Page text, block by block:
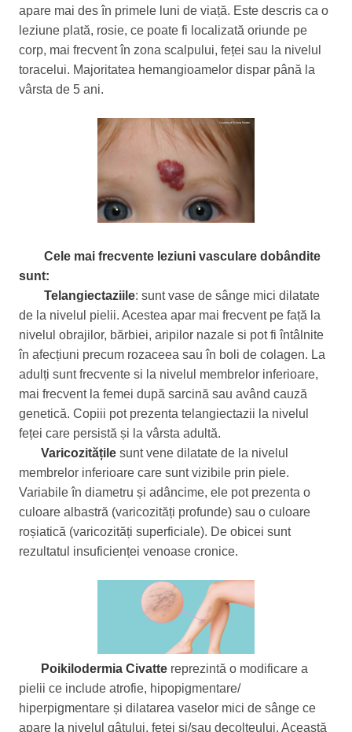
apare mai des în primele luni de viață. Este descris ca o
leziune plată, rosie, ce poate fi localizată oriunde pe
corp, mai frecvent în zona scalpului, feței sau la nivelul
toracelui. Majoritatea hemangioamelor dispar până la
vârsta de 5 ani.
Cele mai frecvente leziuni vasculare dobândite
sunt:
Telangiectaziile: sunt vase de sânge mici dilatate
de la nivelul pielii. Acestea apar mai frecvent pe față la
nivelul obrajilor, bărbiei, aripilor nazale si pot fi întâlnite
în afecțiuni precum rozaceea sau în boli de colagen. La
adulți sunt frecvente si la nivelul membrelor inferioare,
mai frecvent la femei după sarcină sau având cauză
genetică. Copiii pot prezenta telangiectazii la nivelul
feței care persistă și la vârsta adultă.
Varicozitățile sunt vene dilatate de la nivelul
membrelor inferioare care sunt vizibile prin piele.
Variabile în diametru și adâncime, ele pot prezenta o
culoare albastră (varicozități profunde) sau o culoare
roșiatică (varicozități superficiale). De obicei sunt
rezultatul insuficienței venoase cronice.
Poikilodermia Civatte reprezintă o modificare a
pielii ce include atrofie, hipopigmentare/
hiperpigmentare și dilatarea vaselor mici de sânge ce
apare la nivelul gâtului, feței si/sau decolteului. Această